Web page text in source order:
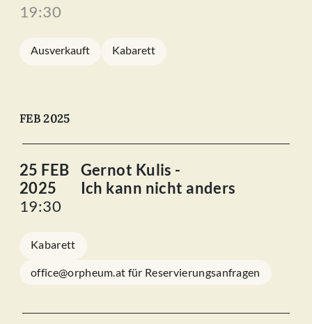
19:30
Ausverkauft Kabarett
FEB 2025
25 FEB
2025
19:30
Gernot Kulis -
Ich kann nicht anders
Kabarett
office@orpheum.at für Reservierungsanfragen